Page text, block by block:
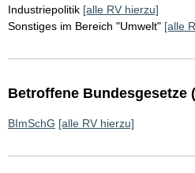
Industriepolitik [alle RV hierzu]
Sonstiges im Bereich "Umwelt" [alle
Betroffene Bundesgesetze
BImSchG [alle RV hierzu]